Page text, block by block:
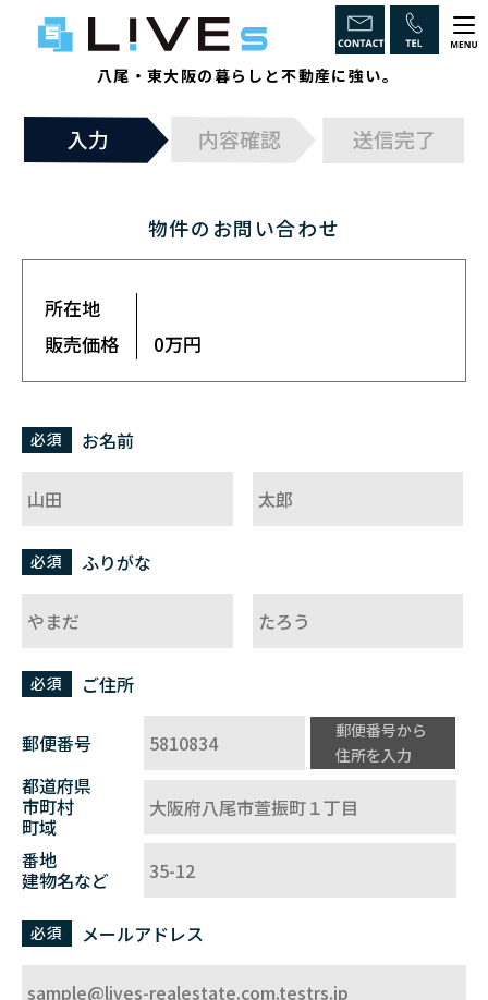
八尾・東大阪の暮らしと不動産に強い。
ホーム
インスペクションとは
取引チェックポイント
相続に強い
物件一覧
お知らせ
買いたい 流れ
会社概要
物件のお問い合わせ
所在地
販売価格
0万円
お名前
必須
ふりがな
必須
ご住所
必須
郵便番号
郵便番号から
住所を入力
都道府県
市町村
町域
番地
建物名など
メールアドレス
必須